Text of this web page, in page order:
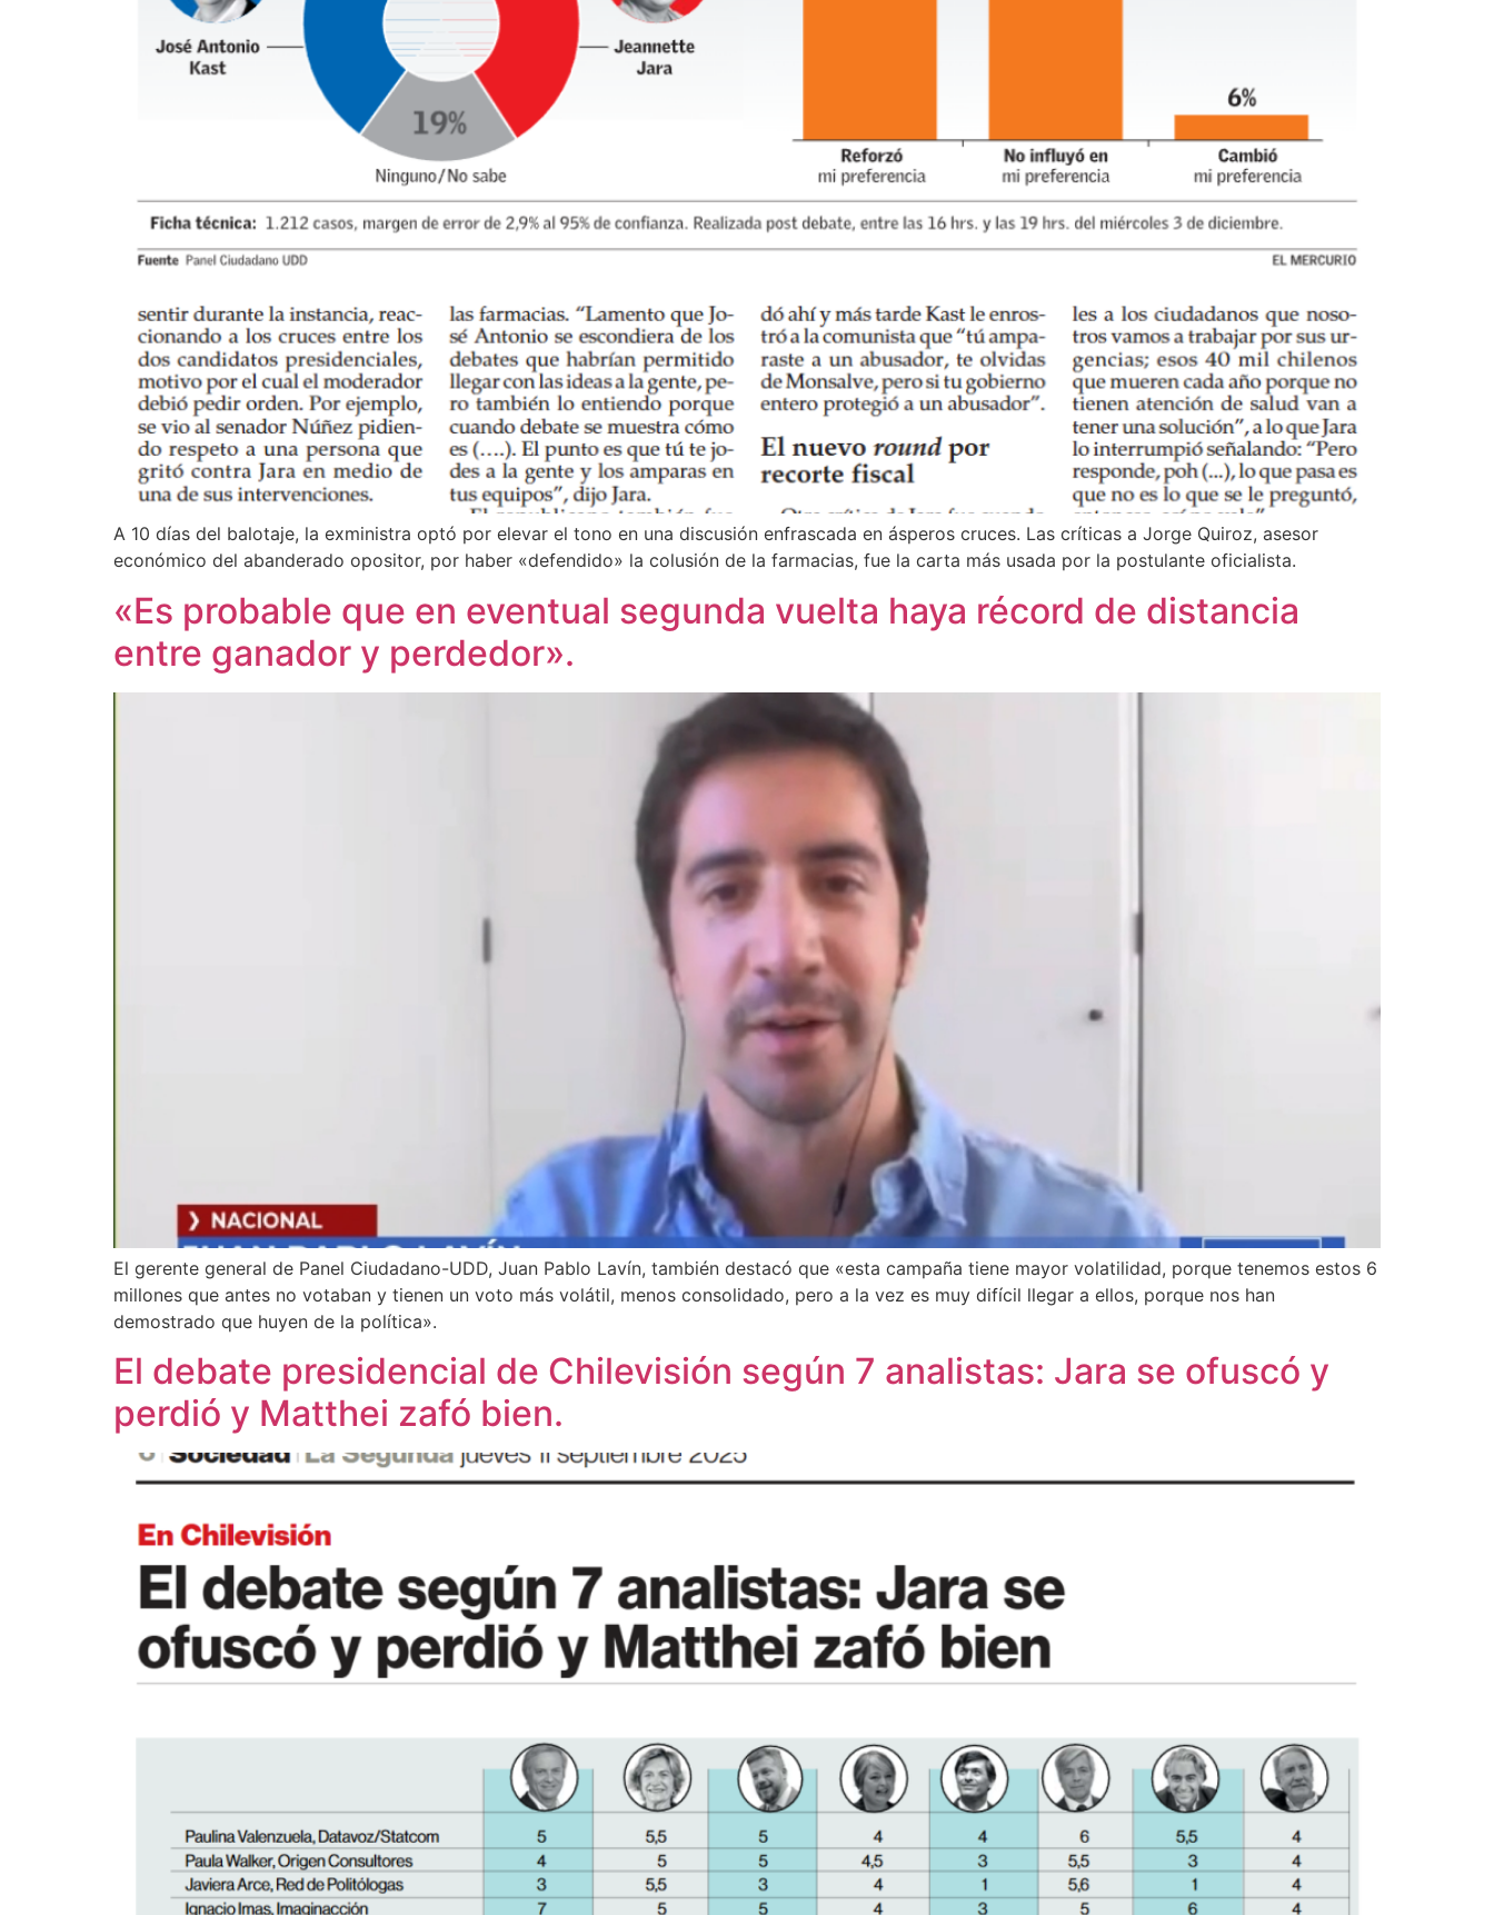
A 10 días del balotaje, la exministra optó por elevar el tono en una discusión enfrascada en ásperos cruces. Las críticas a Jorge Quiroz, asesor
económico del abanderado opositor, por haber «defendido» la colusión de la farmacias, fue la carta más usada por la postulante oficialista.
«Es probable que en eventual segunda vuelta haya récord de distancia
entre ganador y perdedor».
El gerente general de Panel Ciudadano-UDD, Juan Pablo Lavín, también destacó que «esta campaña tiene mayor volatilidad, porque tenemos estos 6
millones que antes no votaban y tienen un voto más volátil, menos consolidado, pero a la vez es muy difícil llegar a ellos, porque nos han
demostrado que huyen de la política».
El debate presidencial de Chilevisión según 7 analistas: Jara se ofuscó y
perdió y Matthei zafó bien.